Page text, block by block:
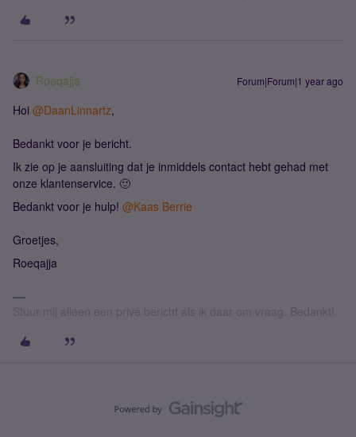
Roeqajja Forum|Forum|1 year ago
Hoi @DaanLinnartz,
Bedankt voor je bericht.
Ik zie op je aansluiting dat je inmiddels contact hebt gehad met
onze klantenservice. 🙂
Bedankt voor je hulp! @Kaas Berrie
Groetjes,
Roeqajja
Stuur mij alleen een privé bericht als ik daar om vraag. Bedankt!